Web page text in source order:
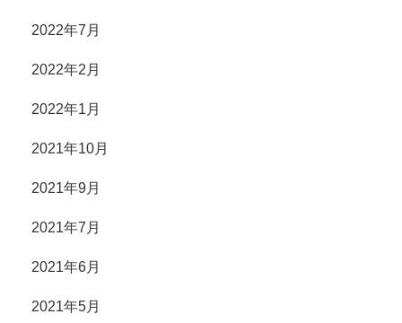
2022年7月
2022年2月
2022年1月
2021年10月
2021年9月
2021年7月
2021年6月
2021年5月